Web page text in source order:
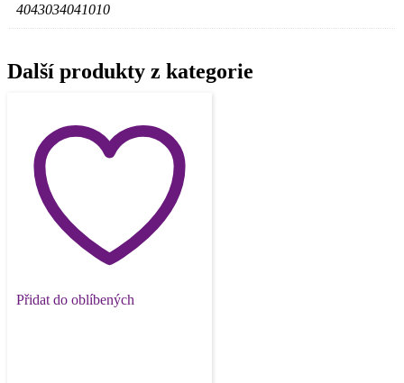
4043034041010
Další produkty z kategorie
Přidat do oblíbených